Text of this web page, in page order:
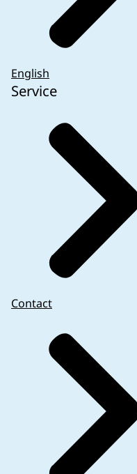
English
Service
Contact